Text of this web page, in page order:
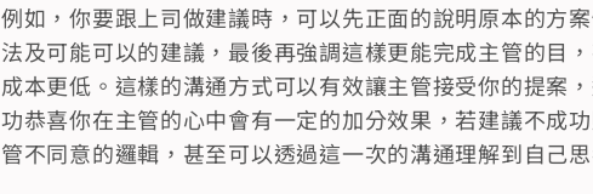
例如，你要跟上司做建議時，可以先正面的說明原本的方
法及可能可以的建議，最後再強調這樣更能完成主管的目
成本更低。這樣的溝通方式可以有效讓主管接受你的提案
功恭喜你在主管的心中會有一定的加分效果，若建議不成
管不同意的邏輯，甚至可以透過這一次的溝通理解到自己